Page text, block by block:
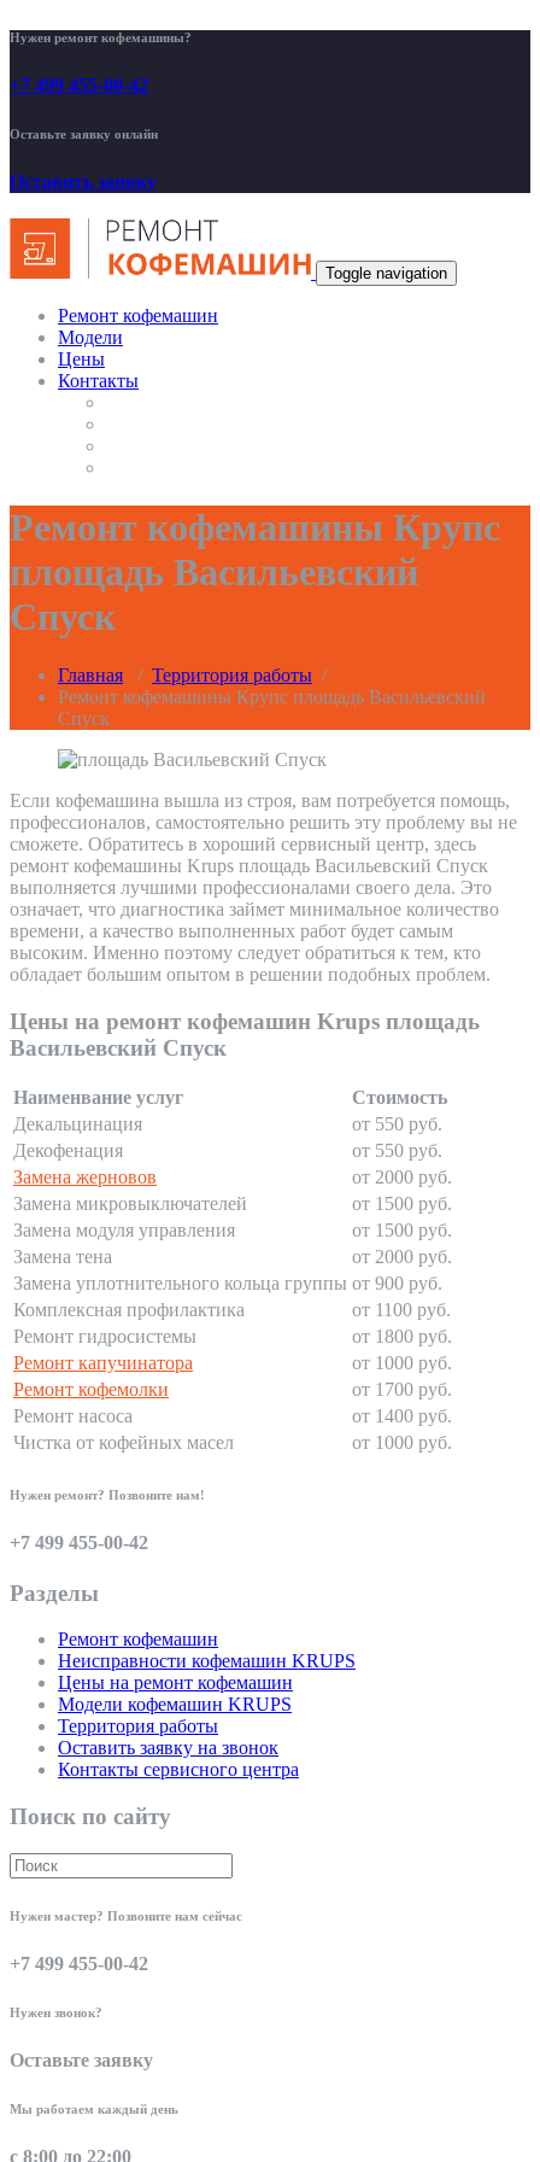
Нужен ремонт кофемашины?
+7 499 455-00-42
Оставьте заявку онлайн
Оставить заявку
Toggle navigation
Ремонт кофемашин
Модели
Цены
Контакты
Ремонт кофемашины Крупс
площадь Васильевский
Спуск
Главная / Территория работы /
Ремонт кофемашины Крупс площадь Васильевский
Спуск
Если кофемашина вышла из строя, вам потребуется помощь,
профессионалов, самостоятельно решить эту проблему вы не
сможете. Обратитесь в хороший сервисный центр, здесь
ремонт кофемашины Krups площадь Васильевский Спуск
выполняется лучшими профессионалами своего дела. Это
означает, что диагностика займет минимальное количество
времени, а качество выполненных работ будет самым
высоким. Именно поэтому следует обратиться к тем, кто
обладает большим опытом в решении подобных проблем.
Цены на ремонт кофемашин Krups площадь
Васильевский Спуск
Наименвание услуг
Стоимость
Декальцинация
от 550 руб.
Декофенация
от 550 руб.
Замена жерновов
от 2000 руб.
Замена микровыключателей
от 1500 руб.
Замена модуля управления
от 1500 руб.
Замена тена
от 2000 руб.
Замена уплотнительного кольца группы от 900 руб.
Комплексная профилактика
от 1100 руб.
Ремонт гидросистемы
от 1800 руб.
Ремонт капучинатора
от 1000 руб.
Ремонт кофемолки
от 1700 руб.
Ремонт насоса
от 1400 руб.
Чистка от кофейных масел
от 1000 руб.
Нужен ремонт? Позвоните нам!
+7 499 455-00-42
Разделы
Ремонт кофемашин
Неисправности кофемашин KRUPS
Цены на ремонт кофемашин
Модели кофемашин KRUPS
Территория работы
Оставить заявку на звонок
Контакты сервисного центра
Поиск по сайту
Нужен мастер? Позвоните нам сейчас
+7 499 455-00-42
Нужен звонок?
Оставьте заявку
Мы работаем каждый день
с 8:00 до 22:00